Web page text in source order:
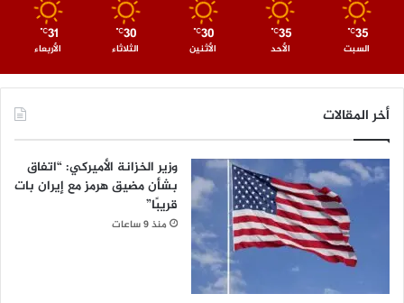
35
℃
السبت
35
℃
الأحد
30
℃
الأثنين
30
℃
الثلاثاء
31
℃
الأربعاء
أخر المقالات
وزير الخزانة الأميركي: “اتفاق
بشأن مضيق هرمز مع إيران بات
قريبًا”
منذ 9 ساعات